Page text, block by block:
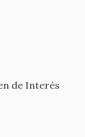
de Interés